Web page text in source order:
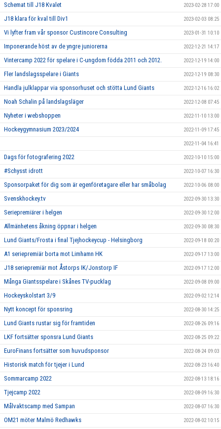
Schemat till J18 Kvalet 2023-02-28 17:00
J18 klara för kval till Div1 2023-02-03 08:25
Vi lyfter fram vår sponsor Custincore Consulting 2023-01-31 10:10
Imponerande höst av de yngre juniorerna 2022-12-21 14:17
Vintercamp 2022 för spelare i C-ungdom födda 2011 och 2012. 2022-12-19 14:00
Fler landslagsspelare i Giants 2022-12-19 08:30
Handla julklappar via sponsorhuset och stötta Lund Giants 2022-12-16 16:02
Noah Schalin på landslagsläger 2022-12-08 07:45
Nyheter i webshoppen 2022-11-10 13:00
Hockeygymnasium 2023/2024 2022-11-09 17:45
2022-11-04 16:41
Dags för fotografering 2022 2022-10-10 15:00
#Schysst idrott 2022-10-07 16:30
Sponsorpaket för dig som är egenföretagare eller har småbolag 2022-10-06 08:00
Svenskhockey.tv 2022-09-30 13:30
Seriepremiärer i helgen 2022-09-30 12:00
Allmänhetens åkning öppnar i helgen 2022-09-30 08:30
Lund Giants/Frosta i final Tjejhockeycup - Helsingborg 2022-09-18 00:20
A1 seriepremiär borta mot Limhamn HK 2022-09-17 13:00
J18 seriepremiär mot Åstorps IK/Jonstorp IF 2022-09-17 12:00
Många Giantsspelare i Skånes TV-pucklag 2022-09-08 09:00
Hockeyskolstart 3/9 2022-09-02 12:14
Nytt koncept för sponsring 2022-08-30 14:25
Lund Giants rustar sig för framtiden 2022-08-26 09:16
LKF fortsätter sponsra Lund Giants 2022-08-25 09:22
EuroFinans fortsätter som huvudsponsor 2022-08-24 09:03
Historisk match för tjejer i Lund 2022-08-23 16:40
Sommarcamp 2022 2022-08-13 18:16
Tjejcamp 2022 2022-08-09 16:30
Målvaktscamp med Sampan 2022-08-07 16:30
OM21 möter Malmö Redhawks 2022-08-02 10:15